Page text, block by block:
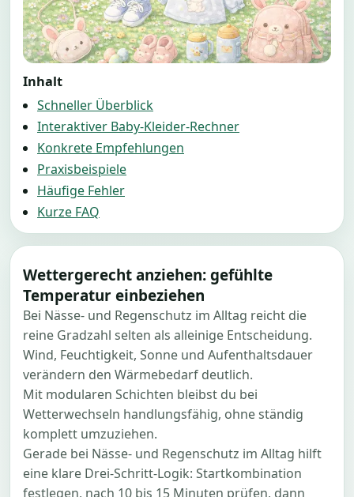
Inhalt
Schneller Überblick
Interaktiver Baby-Kleider-Rechner
Konkrete Empfehlungen
Praxisbeispiele
Häufige Fehler
Kurze FAQ
Wettergerecht anziehen: gefühlte
Temperatur einbeziehen
Bei Nässe- und Regenschutz im Alltag reicht die
reine Gradzahl selten als alleinige Entscheidung.
Wind, Feuchtigkeit, Sonne und Aufenthaltsdauer
verändern den Wärmebedarf deutlich.
Mit modularen Schichten bleibst du bei
Wetterwechseln handlungsfähig, ohne ständig
komplett umzuziehen.
Gerade bei Nässe- und Regenschutz im Alltag hilft
eine klare Drei-Schritt-Logik: Startkombination
festlegen, nach 10 bis 15 Minuten prüfen, dann